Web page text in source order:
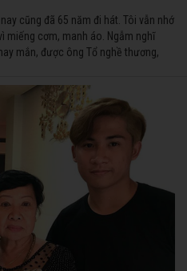
cũng đã 65 năm đi hát. Tôi vẫn nhớ
miếng cơm, manh áo. Ngẫm nghĩ
mắn, được ông Tổ nghề thương,
bước thành danh với nghiệp ca